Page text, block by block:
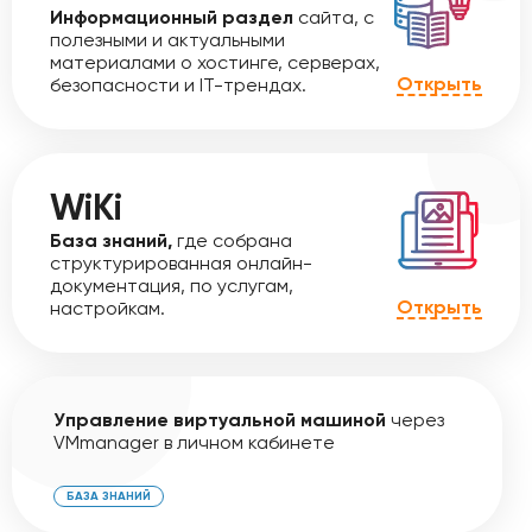
Информационный раздел сайта, с
полезными и актуальными
материалами о хостинге, серверах,
безопасности и IT-трендах.
Открыть
WiKi
База знаний, где собрана
структурированная онлайн-
документация, по услугам,
настройкам.
Открыть
Управление виртуальной машиной через
VMmanager в личном кабинете
БАЗА ЗНАНИЙ